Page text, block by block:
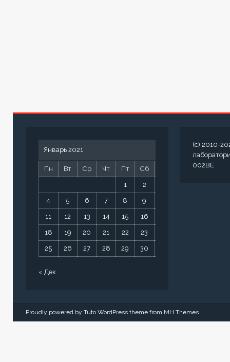
Январь 2021
Пн Вт Ср Чт Пт Сб
1 2
4 5 6 7 8 9
11 12 13 14 15 16
18 19 20 21 22 23
25 26 27 28 29 30
« Дек
(c) 2010-
002BE
Proudly powered by Tuto WordPress theme from MH Themes